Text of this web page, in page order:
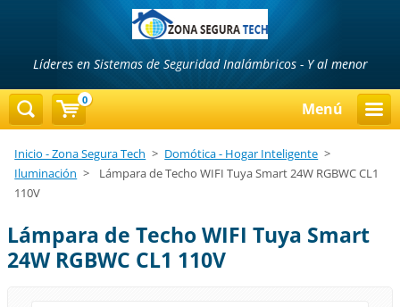
Líderes en Sistemas de Seguridad Inalámbricos - Y al menor
Menú
Inicio - Zona Segura Tech > Domótica - Hogar Inteligente >
Iluminación >
Lámpara de Techo WIFI Tuya Smart 24W RGBWC CL1
110V
Lámpara de Techo WIFI Tuya Smart
24W RGBWC CL1 110V
0